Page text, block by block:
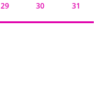
29 30 31